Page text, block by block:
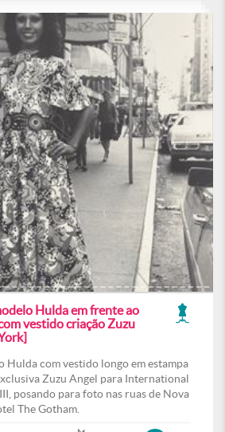
Hulda em frente ao
vestido criação Zuzu
Hulda com vestido longo em estampa
Zuzu Angel para International
posando para foto nas ruas de Nova
The Gotham.